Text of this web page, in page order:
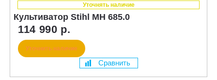
Уточнять наличие
Культиватор Stihl MH 685.0
114 990 р.
Уточнить наличие
Сравнить